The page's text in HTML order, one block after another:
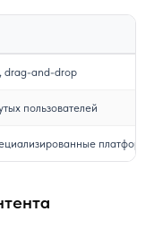
drag-and-drop
пользователей
платформы